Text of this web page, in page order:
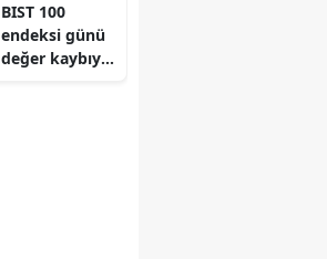
tercihlerinde
önemli
tavsiyeler
BIST 100
endeksi günü
değer kaybıyla